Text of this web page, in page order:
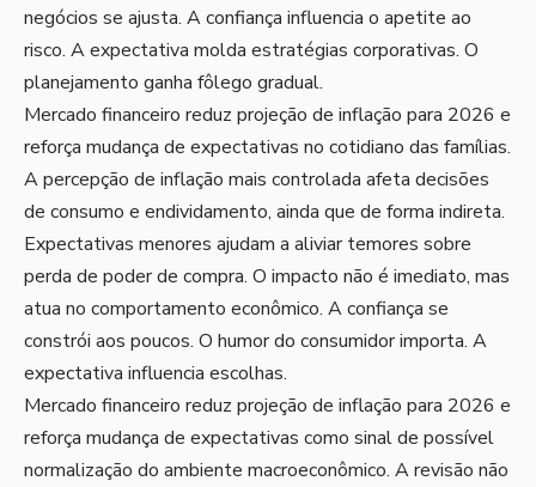
negócios se ajusta. A confiança influencia o apetite ao
risco. A expectativa molda estratégias corporativas. O
planejamento ganha fôlego gradual.
Mercado financeiro reduz projeção de inflação para 2026 e
reforça mudança de expectativas no cotidiano das famílias.
A percepção de inflação mais controlada afeta decisões
de consumo e endividamento, ainda que de forma indireta.
Expectativas menores ajudam a aliviar temores sobre
perda de poder de compra. O impacto não é imediato, mas
atua no comportamento econômico. A confiança se
constrói aos poucos. O humor do consumidor importa. A
expectativa influencia escolhas.
Mercado financeiro reduz projeção de inflação para 2026 e
reforça mudança de expectativas como sinal de possível
normalização do ambiente macroeconômico. A revisão não